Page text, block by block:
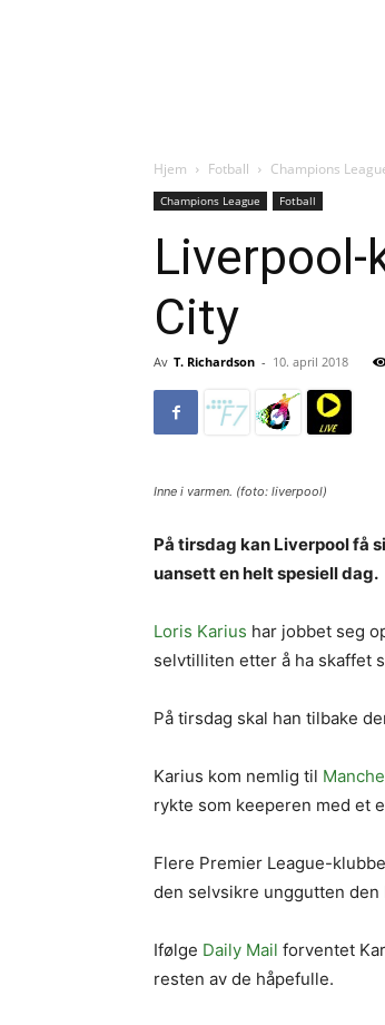
Hjem Fotball Champions
Champions League Fotball
City
Av T. Richardson - 10. april 2018
Inne i varmen. (foto: liverpool)
På tirsdag kan Liverpool få
uansett en helt spesiell dag.
Loris Karius har jobbet seg
selvtilliten etter å ha skaffet
På tirsdag skal han tilbake
Karius kom nemlig til
rykte som keeperen med et
Flere Premier League-
den selvsikre unggutten den
Ifølge Daily Mail forventet
resten av de håpefulle.